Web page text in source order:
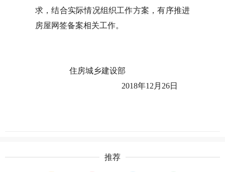
求，结合实际情况组织工作方案，有序推进
房屋网签备案相关工作。
住房城乡建设部
2018年12月26日
推荐